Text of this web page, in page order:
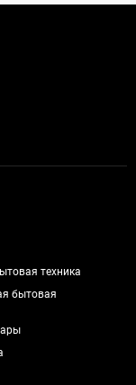
техника
бытовая